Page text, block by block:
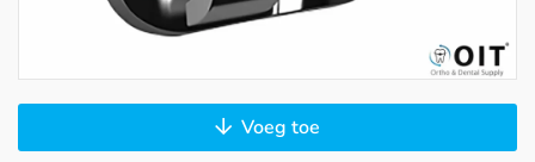
Voeg toe